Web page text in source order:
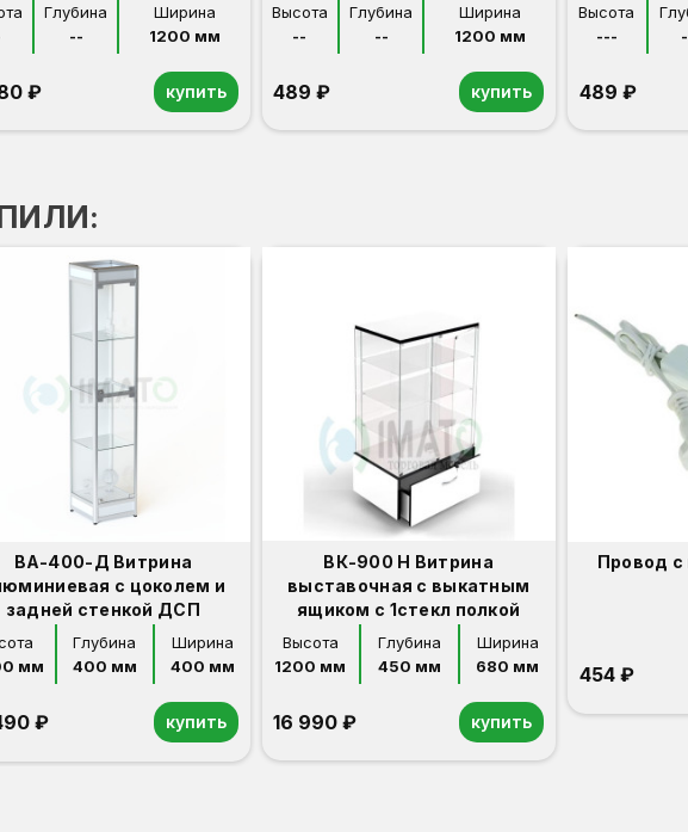
Глубина
--
Ширина
1200 мм
₽ купить
Высота
--
Глубина
--
Ширина
1200 мм
489 ₽ купить
Высота
---
489 ₽
ВА-400-Д Витрина
с цоколем и
задней стенкой ДСП
мм
Глубина
400 мм
Ширина
400 мм
₽ купить
ВК-900 Н Витрина
выставочная с выкатным
ящиком с 1стекл полкой
Высота
1200 мм
Глубина
450 мм
Ширина
680 мм
16 990 ₽ купить
Провод
454 ₽